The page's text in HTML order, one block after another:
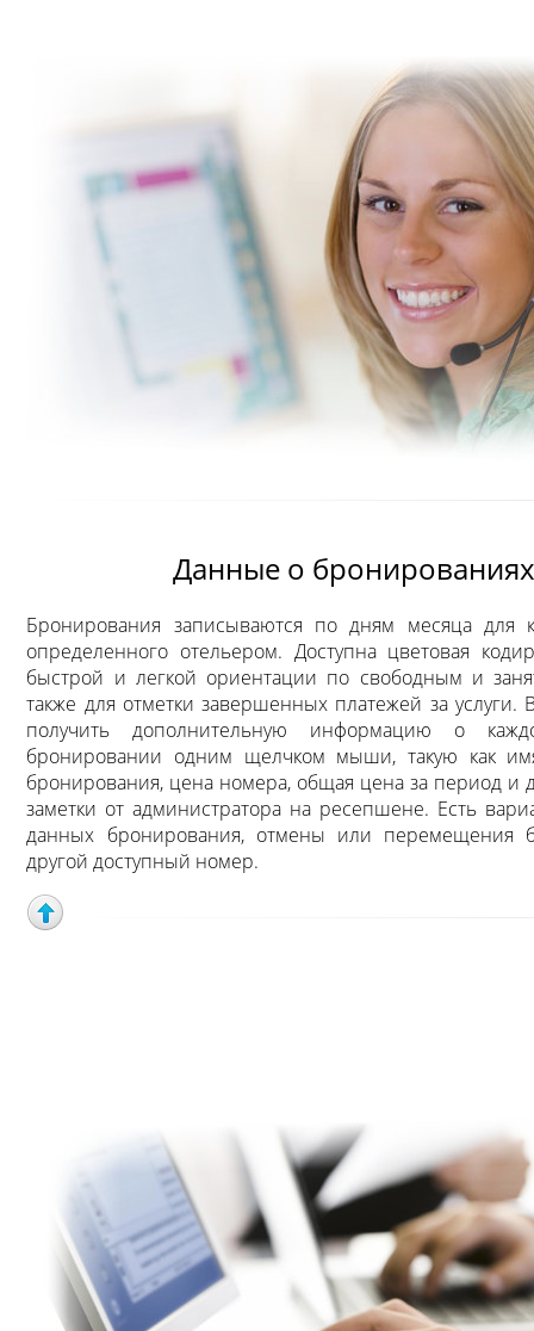
Данные о
Бронирования записываются по дням месяца для
определенного отельером. Доступна цветовая
быстрой и легкой ориентации по свободным и
также для отметки завершенных платежей за услуги.
получить дополнительную информацию о
бронировании одним щелчком мыши, такую как
бронирования, цена номера, общая цена за период и
заметки от администратора на ресепшене. Есть
данных бронирования, отмены или перемещения
другой доступный номер.